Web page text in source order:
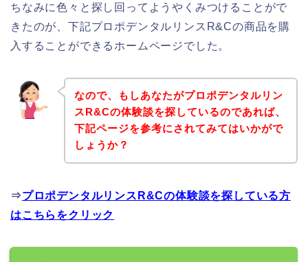
ちなみに色々と探し回ってようやくみつけることがで
きたのが、下記プロポデンタルリンスR&Cの商品を購
入することができるホームページでした。
なので、もしあなたがプロポデンタルリン
スR&Cの体験談を探しているのであれば、
下記ページを参考にされてみてはいかがで
しょうか？
⇒プロポデンタルリンスR&Cの体験談を探している方
はこちらをクリック